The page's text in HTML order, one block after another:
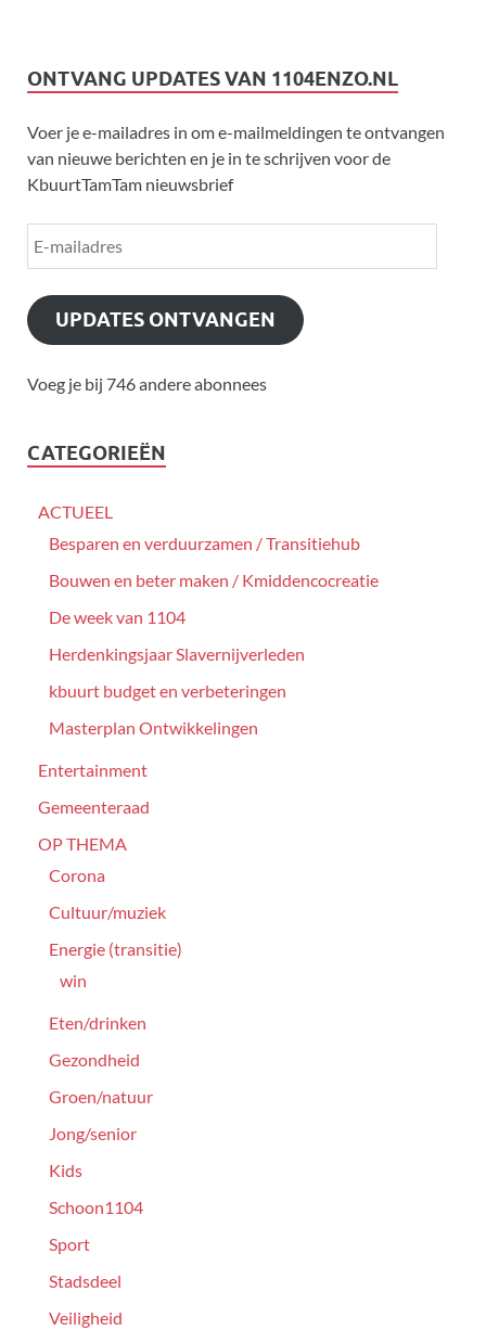
ONTVANG UPDATES VAN 1104ENZO.NL
Voer je e-mailadres in om e-mailmeldingen te ontvangen
van nieuwe berichten en je in te schrijven voor de
KbuurtTamTam nieuwsbrief
UPDATES ONTVANGEN
Voeg je bij 746 andere abonnees
CATEGORIEËN
ACTUEEL
Besparen en verduurzamen / Transitiehub
Bouwen en beter maken / Kmiddencocreatie
De week van 1104
Herdenkingsjaar Slavernijverleden
kbuurt budget en verbeteringen
Masterplan Ontwikkelingen
Entertainment
Gemeenteraad
OP THEMA
Corona
Cultuur/muziek
Energie (transitie)
win
Eten/drinken
Gezondheid
Groen/natuur
Jong/senior
Kids
Schoon1104
Sport
Stadsdeel
Veiligheid